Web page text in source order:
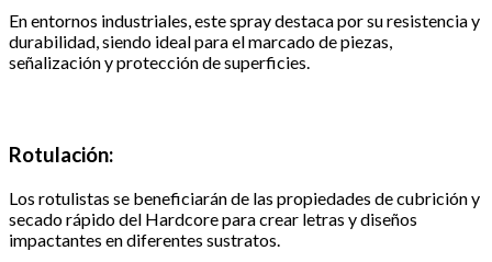
En entornos industriales, este spray destaca por su resistencia y
durabilidad, siendo ideal para el marcado de piezas,
señalización y protección de superficies.
Rotulación:
Los rotulistas se beneficiarán de las propiedades de cubrición y
secado rápido del Hardcore para crear letras y diseños
impactantes en diferentes sustratos.